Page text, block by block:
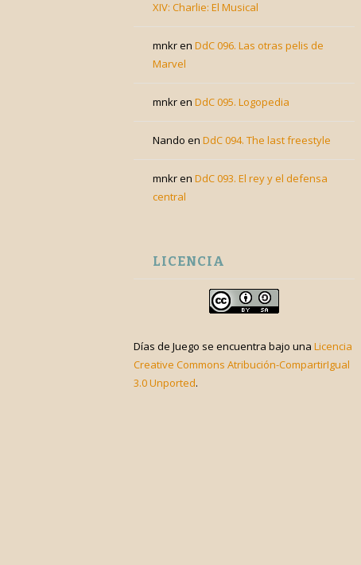
XIV: Charlie: El Musical
mnkren DdC 096. Las otras pelis de
Marvel
mnkren DdC 095. Logopedia
Nando en DdC 094. The last freestyle
mnkren DdC 093. El rey y el defensa
central
LICENCIA
Días de Juego se encuentra bajo una Licencia
Creative Commons Atribución-CompartirIgual
3.0 Unported.